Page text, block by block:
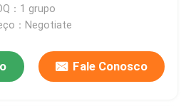
da válvula do combustível
o parafusamento da tensão
：1 grupo
：Negotiate
Fale Conosco